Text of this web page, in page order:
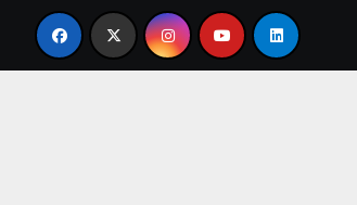
El primer tour de la India Chiquitina